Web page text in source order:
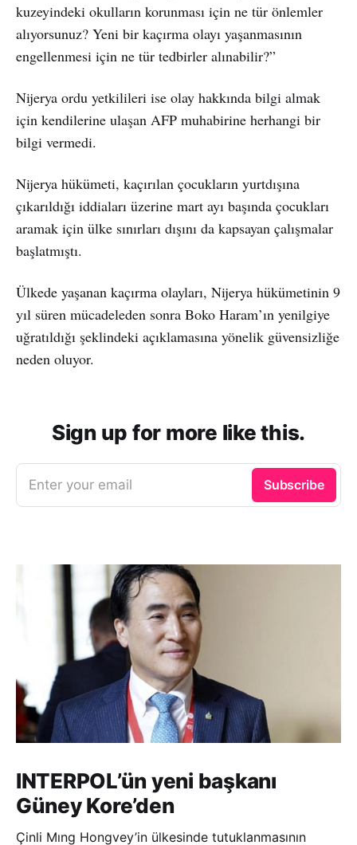
kuzeyindeki okulların korunması için ne tür önlemler
alıyorsunuz? Yeni bir kaçırma olayı yaşanmasının
engellenmesi için ne tür tedbirler alınabilir?”
Nijerya ordu yetkilileri ise olay hakkında bilgi almak
için kendilerine ulaşan AFP muhabirine herhangi bir
bilgi vermedi.
Nijerya hükümeti, kaçırılan çocukların yurtdışına
çıkarıldığı iddiaları üzerine mart ayı başında çocukları
aramak için ülke sınırları dışını da kapsayan çalışmalar
başlatmıştı.
Ülkede yaşanan kaçırma olayları, Nijerya hükümetinin 9
yıl süren mücadeleden sonra Boko Haram’ın yenilgiye
uğratıldığı şeklindeki açıklamasına yönelik güvensizliğe
neden oluyor.
Sign up for more like this.
Enter your email Subscribe
INTERPOL’ün yeni başkanı
Güney Kore’den
Çinli Mıng Hongvey’in ülkesinde tutuklanmasının